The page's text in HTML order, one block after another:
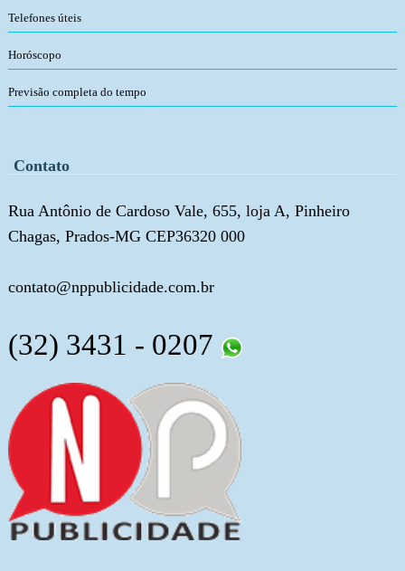
Telefones úteis
Horóscopo
Previsão completa do tempo
Contato
Rua Antônio de Cardoso Vale, 655, loja A, Pinheiro
Chagas, Prados-MG CEP36320 000
contato@nppublicidade.com.br
(32) 3431 - 0207